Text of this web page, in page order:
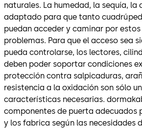
naturales. La humedad, la sequía, la
adaptado para que tanto
puedan acceder y caminar por
problemas. Para que el acceso sea
pueda controlarse, los lectores,
deben poder soportar condiciones
protección contra salpicaduras,
resistencia a la oxidación son sólo
características necesarias.
componentes de puerta adecuados
y los fabrica según las necesidades